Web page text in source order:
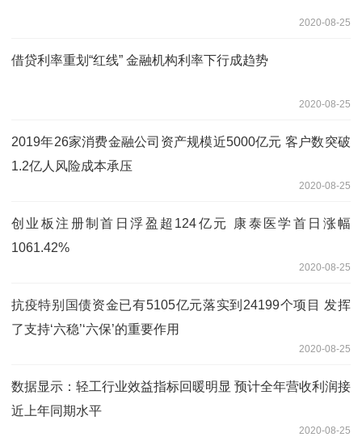
2020-08-25
借贷利率重划“红线” 金融机构利率下行成趋势
2020-08-25
2019年26家消费金融公司资产规模近5000亿元 客户数突破
1.2亿人风险成本承压
2020-08-25
创业板注册制首日浮盈超124亿元 康泰医学首日涨幅
1061.42%
2020-08-25
抗疫特别国债资金已有5105亿元落实到24199个项目 发挥
了支持‘六稳’‘六保’的重要作用
2020-08-25
数据显示：轻工行业效益指标回暖明显 预计全年营收利润接
近上年同期水平
2020-08-25